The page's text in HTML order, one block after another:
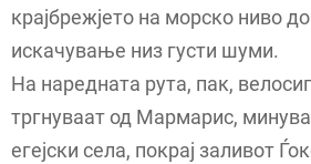
крајбрежјето на морско ниво
искачување низ густи шуми.
На наредната рута, пак,
тргнуваат од Мармарис,
егејски села, покрај заливот